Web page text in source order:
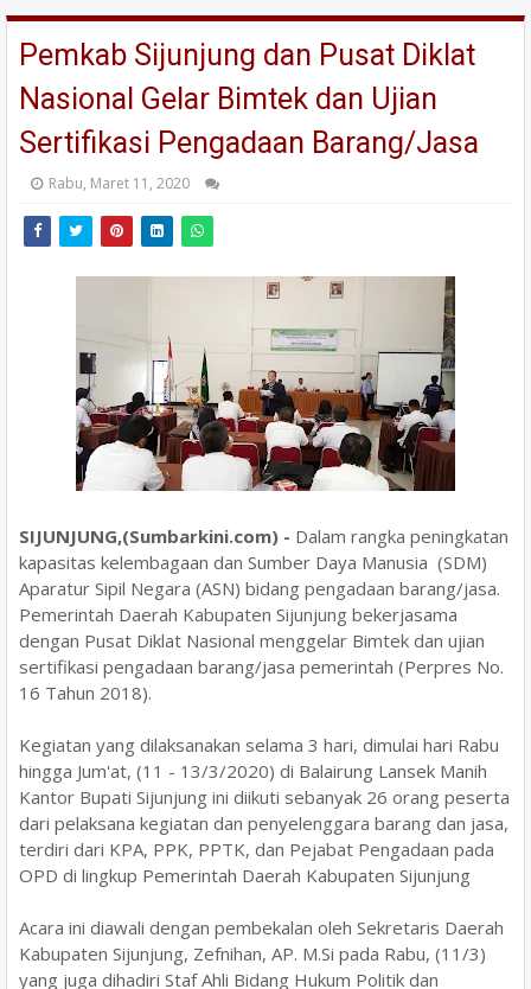
Pemkab Sijunjung dan Pusat Diklat
Nasional Gelar Bimtek dan Ujian
Sertifikasi Pengadaan Barang/Jasa
Rabu, Maret 11, 2020
SIJUNJUNG,(Sumbarkini.com) - Dalam rangka peningkatan
kapasitas kelembagaan dan Sumber Daya Manusia (SDM)
Aparatur Sipil Negara (ASN) bidang pengadaan barang/jasa.
Pemerintah Daerah Kabupaten Sijunjung bekerjasama
dengan Pusat Diklat Nasional menggelar Bimtek dan ujian
sertifikasi pengadaan barang/jasa pemerintah (Perpres No.
16 Tahun 2018).
Kegiatan yang dilaksanakan selama 3 hari, dimulai hari Rabu
hingga Jum'at, (11 - 13/3/2020) di Balairung Lansek Manih
Kantor Bupati Sijunjung ini diikuti sebanyak 26 orang peserta
dari pelaksana kegiatan dan penyelenggara barang dan jasa,
terdiri dari KPA, PPK, PPTK, dan Pejabat Pengadaan pada
OPD di lingkup Pemerintah Daerah Kabupaten Sijunjung
Acara ini diawali dengan pembekalan oleh Sekretaris Daerah
Kabupaten Sijunjung, Zefnihan, AP. M.Si pada Rabu, (11/3)
yang juga dihadiri Staf Ahli Bidang Hukum Politik dan